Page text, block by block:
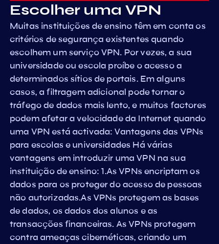
Escolher uma VPN
Muitas instituições de ensino têm em conta os
critérios de segurança existentes quando
escolhem um serviço VPN. Por vezes, a sua
universidade ou escola proíbe o acesso a
determinados sítios de portais. Em alguns
casos, a filtragem adicional pode tornar o
tráfego de dados mais lento, e muitos factores
podem afetar a velocidade da Internet quando
uma VPN está activada: Vantagens das VPNs
para escolas e universidades Há várias
vantagens em introduzir uma VPN na sua
instituição de ensino: 1.As VPNs encriptam os
dados para os proteger do acesso de pessoas
não autorizadas.As VPNs protegem as bases
de dados, os dados dos alunos e as
transacções financeiras. As VPNs protegem
contra ameaças cibernéticas, criando um